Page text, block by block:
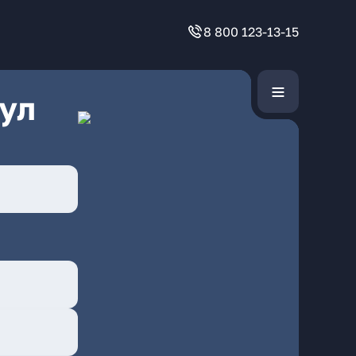
8 800 123-13-15